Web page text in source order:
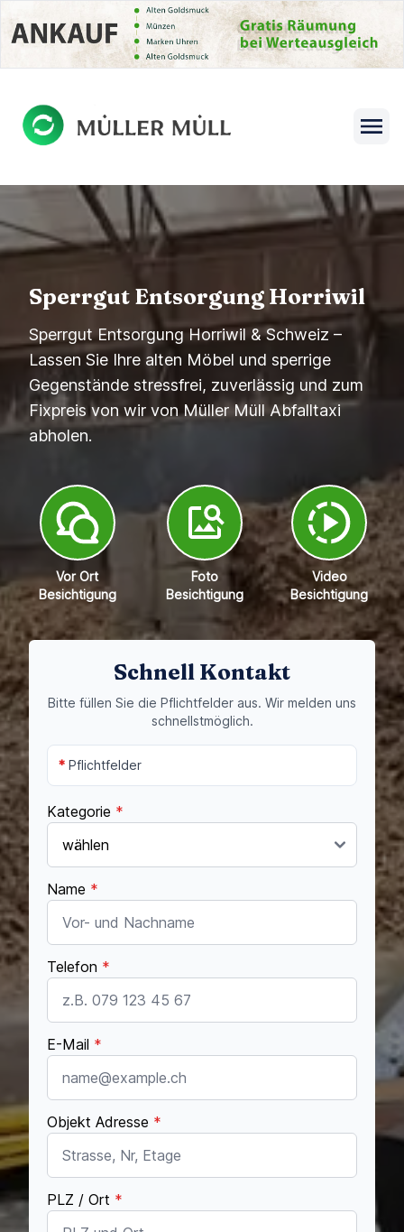
Open
menu
Sperrgut Entsorgung Horriwil
Sperrgut Entsorgung Horriwil & Schweiz –
Lassen Sie Ihre alten Möbel und sperrige
Gegenstände stressfrei, zuverlässig und zum
Fixpreis von wir von Müller Müll Abfalltaxi
abholen.
Vor Ort
Besichtigung
Foto
Besichtigung
Video
Besichtigung
Schnell Kontakt
Bitte füllen Sie die Pflichtfelder aus. Wir melden uns
schnellstmöglich.
* Pflichtfelder
Kategorie *
Name *
Telefon *
E-Mail *
Objekt Adresse *
PLZ / Ort *